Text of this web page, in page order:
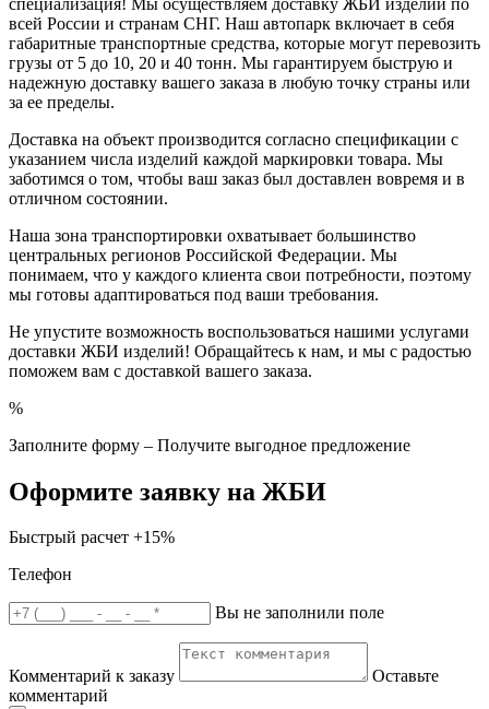
всей России и странам СНГ. Наш автопарк включает в себя
габаритные транспортные средства, которые могут перевозить
грузы от 5 до 10, 20 и 40 тонн. Мы гарантируем быструю и
надежную доставку вашего заказа в любую точку страны или
за ее пределы.
Доставка на объект производится согласно спецификации с
указанием числа изделий каждой маркировки товара. Мы
заботимся о том, чтобы ваш заказ был доставлен вовремя и в
отличном состоянии.
Наша зона транспортировки охватывает большинство
центральных регионов Российской Федерации. Мы
понимаем, что у каждого клиента свои потребности, поэтому
мы готовы адаптироваться под ваши требования.
Не упустите возможность воспользоваться нашими услугами
доставки ЖБИ изделий! Обращайтесь к нам, и мы с радостью
поможем вам с доставкой вашего заказа.
%
Заполните форму – Получите выгодное предложение
Оформите заявку на ЖБИ
Быстрый расчет +15%
Телефон
Вы не заполнили поле
Комментарий к заказу
Оставьте
комментарий